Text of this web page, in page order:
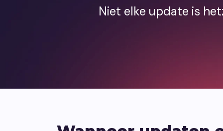
Niet elke update is